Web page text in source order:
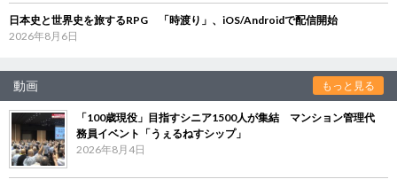
日本史と世界史を旅するRPG 「時渡り」、iOS/Androidで配信開始
2026年8月6日
動画 もっと見る
「100歳現役」目指すシニア1500人が集結 マンション管理代
務員イベント「うぇるねすシップ」
2026年8月4日